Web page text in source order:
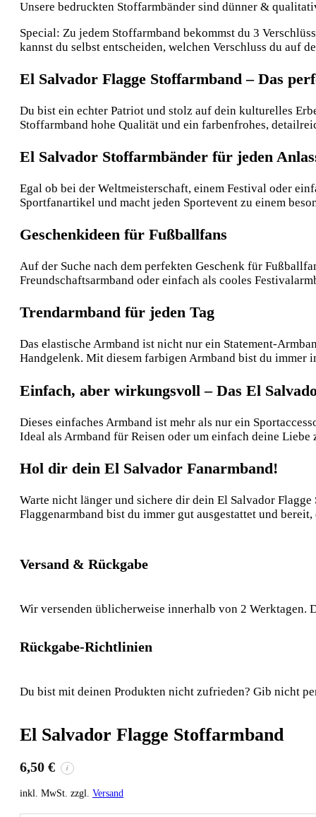
Unsere bedruckten Stoffarmbänder sind dünner &
Special: Zu jedem Stoffarmband bekommst du 3
kannst du selbst entscheiden, welchen Verschluss du auf
El Salvador Flagge Stoffarmband – Das
Du bist ein echter Patriot und stolz auf dein kulturelles
Stoffarmband hohe Qualität und ein farbenfrohes,
El Salvador Stoffarmbänder für jeden
Egal ob bei der Weltmeisterschaft, einem Festival oder
Sportfanartikel und macht jeden Sportevent zu einem
Geschenkideen für Fußballfans
Auf der Suche nach dem perfekten Geschenk für
Freundschaftsarmband oder einfach als cooles
Trendarmband für jeden Tag
Das elastische Armband ist nicht nur ein Statement-
Handgelenk. Mit diesem farbigen Armband bist du immer
Einfach, aber wirkungsvoll – Das El
Dieses einfaches Armband ist mehr als nur ein
Ideal als Armband für Reisen oder um einfach deine Liebe
Hol dir dein El Salvador Fanarmband!
Warte nicht länger und sichere dir dein El Salvador
Flaggenarmband bist du immer gut ausgestattet und
Versand & Rückgabe
Wir versenden üblicherweise innerhalb von 2 Werktagen.
Rückgabe-Richtlinien
Du bist mit deinen Produkten nicht zufrieden? Gib nicht
El Salvador Flagge Stoffarmband
6,50 € i
inkl. MwSt. zzgl. Versand